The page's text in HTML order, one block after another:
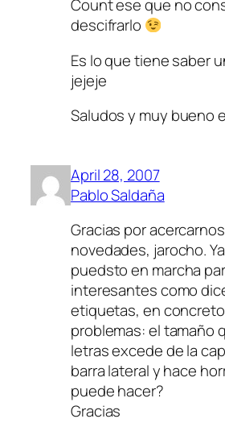
Count ese que no
descifrarlo
Es lo que tiene saber
jejeje
Saludos y muy bueno
April 28, 2007
Pablo Saldaña
Gracias por
novedades, jarocho.
puedsto en marcha
interesantes como
etiquetas, en
problemas: el tamaño
letras excede de la
barra lateral y hace
puede hacer?
Gracias